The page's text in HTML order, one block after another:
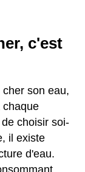
c'est
son eau,
chaque
choisir soi-
il existe
d'eau.